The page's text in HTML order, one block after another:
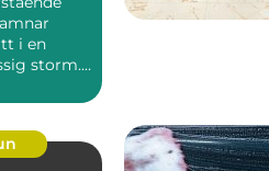
i en
storm.